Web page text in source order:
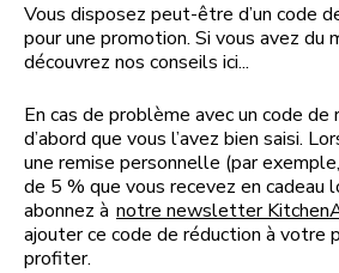
Vous disposez peut-être d’un code
pour une promotion. Si vous avez du
découvrez nos conseils ici...
En cas de problème avec un code de
d’abord que vous l’avez bien saisi.
une remise personnelle (par
de 5 % que vous recevez en cadeau
abonnez à notre newsletter
ajouter ce code de réduction à votre
profiter.